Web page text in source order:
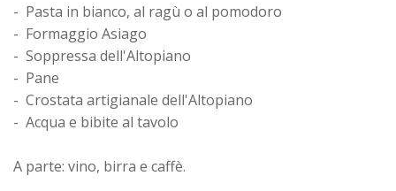
- Pasta in bianco, al ragù o al pomodoro
- Formaggio Asiago
- Soppressa dell'Altopiano
- Pane
- Crostata artigianale dell'Altopiano
- Acqua e bibite al tavolo
A parte: vino, birra e caffè.